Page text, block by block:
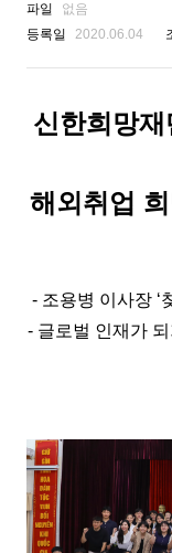
파일
없음
등록일
2020.06.04
신한희망
해외취업
- 조용병 이사장 ‘
- 글로벌 인재가